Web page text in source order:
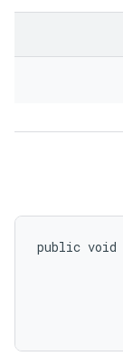
public void